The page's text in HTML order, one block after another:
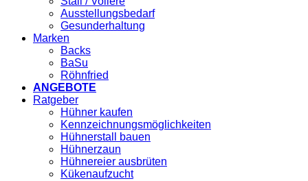
Ausstellungsbedarf
Gesunderhaltung
Marken
Backs
BaSu
Röhnfried
ANGEBOTE
Ratgeber
Hühner kaufen
Kennzeichnungsmöglichkeiten
Hühnerstall bauen
Hühnerzaun
Hühnereier ausbrüten
Kükenaufzucht